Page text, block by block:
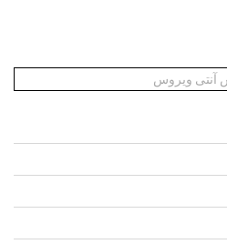
آنتی ویروس